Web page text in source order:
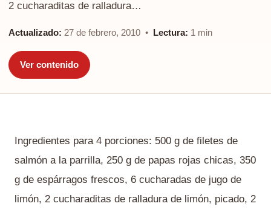
2 cucharaditas de ralladura…
Actualizado: 27 de febrero, 2010 • Lectura: 1 min
Ver contenido
Ingredientes para 4 porciones: 500 g de filetes de
salmón a la parrilla, 250 g de papas rojas chicas, 350
g de espárragos frescos, 6 cucharadas de jugo de
limón, 2 cucharaditas de ralladura de limón, picado, 2